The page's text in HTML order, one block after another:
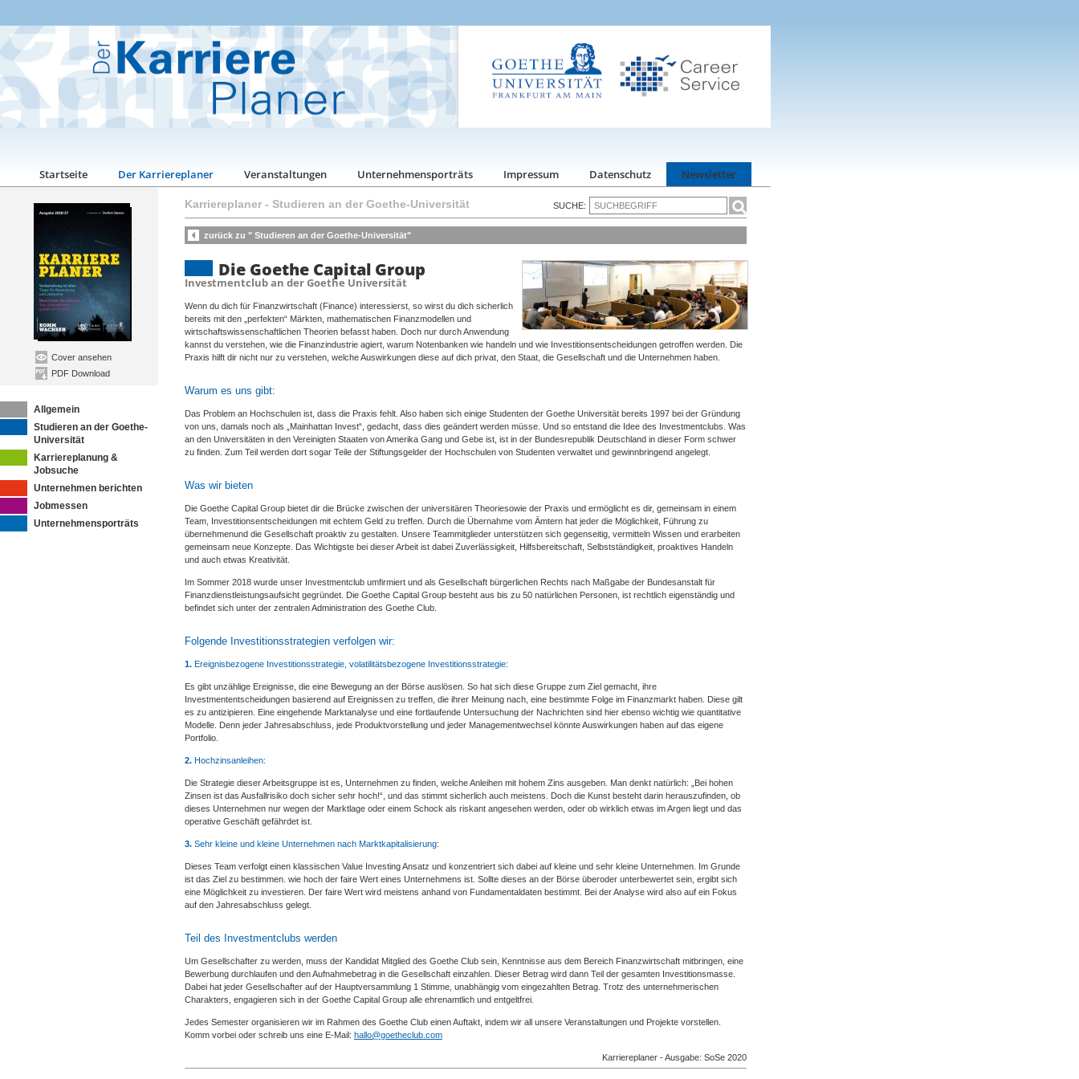
Startseite Der Karriereplaner Veranstaltungen Unternehmensporträts Impressum Datenschutz Newsletter
Cover ansehen
PDF Download
Allgemein
Studieren an der Goethe-
Universität
Karriereplanung &
Jobsuche
Unternehmen berichten
Jobmessen
Unternehmensporträts
SUCHE:
Karriereplaner - Studieren an der Goethe-Universität
zurück zu " Studieren an der Goethe-Universität"
Die Goethe Capital Group
Investmentclub an der Goethe Universität
Wenn du dich für Finanzwirtschaft (Finance) interessierst, so wirst du dich sicherlich
bereits mit den „perfekten“ Märkten, mathematischen Finanzmodellen und
wirtschaftswissenschaftlichen Theorien befasst haben. Doch nur durch Anwendung
kannst du verstehen, wie die Finanzindustrie agiert, warum Notenbanken wie handeln und wie Investitionsentscheidungen getroffen werden. Die
Praxis hilft dir nicht nur zu verstehen, welche Auswirkungen diese auf dich privat, den Staat, die Gesellschaft und die Unternehmen haben.
Warum es uns gibt:
Das Problem an Hochschulen ist, dass die Praxis fehlt. Also haben sich einige Studenten der Goethe Universität bereits 1997 bei der Gründung
von uns, damals noch als „Mainhattan Invest“, gedacht, dass dies geändert werden müsse. Und so entstand die Idee des Investmentclubs. Was
an den Universitäten in den Vereinigten Staaten von Amerika Gang und Gebe ist, ist in der Bundesrepublik Deutschland in dieser Form schwer
zu finden. Zum Teil werden dort sogar Teile der Stiftungsgelder der Hochschulen von Studenten verwaltet und gewinnbringend angelegt.
Was wir bieten
Die Goethe Capital Group bietet dir die Brücke zwischen der universitären Theoriesowie der Praxis und ermöglicht es dir, gemeinsam in einem
Team, Investitionsentscheidungen mit echtem Geld zu treffen. Durch die Übernahme vom Ämtern hat jeder die Möglichkeit, Führung zu
übernehmenund die Gesellschaft proaktiv zu gestalten. Unsere Teammitglieder unterstützen sich gegenseitig, vermitteln Wissen und erarbeiten
gemeinsam neue Konzepte. Das Wichtigste bei dieser Arbeit ist dabei Zuverlässigkeit, Hilfsbereitschaft, Selbstständigkeit, proaktives Handeln
und auch etwas Kreativität.
Im Sommer 2018 wurde unser Investmentclub umfirmiert und als Gesellschaft bürgerlichen Rechts nach Maßgabe der Bundesanstalt für
Finanzdienstleistungsaufsicht gegründet. Die Goethe Capital Group besteht aus bis zu 50 natürlichen Personen, ist rechtlich eigenständig und
befindet sich unter der zentralen Administration des Goethe Club.
Folgende Investitionsstrategien verfolgen wir:
1. Ereignisbezogene Investitionsstrategie, volatilitätsbezogene Investitionsstrategie:
Es gibt unzählige Ereignisse, die eine Bewegung an der Börse auslösen. So hat sich diese Gruppe zum Ziel gemacht, ihre
Investmententscheidungen basierend auf Ereignissen zu treffen, die ihrer Meinung nach, eine bestimmte Folge im Finanzmarkt haben. Diese gilt
es zu antizipieren. Eine eingehende Marktanalyse und eine fortlaufende Untersuchung der Nachrichten sind hier ebenso wichtig wie quantitative
Modelle. Denn jeder Jahresabschluss, jede Produktvorstellung und jeder Managementwechsel könnte Auswirkungen haben auf das eigene
Portfolio.
2. Hochzinsanleihen:
Die Strategie dieser Arbeitsgruppe ist es, Unternehmen zu finden, welche Anleihen mit hohem Zins ausgeben. Man denkt natürlich: „Bei hohen
Zinsen ist das Ausfallrisiko doch sicher sehr hoch!“, und das stimmt sicherlich auch meistens. Doch die Kunst besteht darin herauszufinden, ob
dieses Unternehmen nur wegen der Marktlage oder einem Schock als riskant angesehen werden, oder ob wirklich etwas im Argen liegt und das
operative Geschäft gefährdet ist.
3. Sehr kleine und kleine Unternehmen nach Marktkapitalisierung:
Dieses Team verfolgt einen klassischen Value Investing Ansatz und konzentriert sich dabei auf kleine und sehr kleine Unternehmen. Im Grunde
ist das Ziel zu bestimmen. wie hoch der faire Wert eines Unternehmens ist. Sollte dieses an der Börse überoder unterbewertet sein, ergibt sich
eine Möglichkeit zu investieren. Der faire Wert wird meistens anhand von Fundamentaldaten bestimmt. Bei der Analyse wird also auf ein Fokus
auf den Jahresabschluss gelegt.
Teil des Investmentclubs werden
Um Gesellschafter zu werden, muss der Kandidat Mitglied des Goethe Club sein, Kenntnisse aus dem Bereich Finanzwirtschaft mitbringen, eine
Bewerbung durchlaufen und den Aufnahmebetrag in die Gesellschaft einzahlen. Dieser Betrag wird dann Teil der gesamten Investitionsmasse.
Dabei hat jeder Gesellschafter auf der Hauptversammlung 1 Stimme, unabhängig vom eingezahlten Betrag. Trotz des unternehmerischen
Charakters, engagieren sich in der Goethe Capital Group alle ehrenamtlich und entgeltfrei.
Jedes Semester organisieren wir im Rahmen des Goethe Club einen Auftakt, indem wir all unsere Veranstaltungen und Projekte vorstellen.
Komm vorbei oder schreib uns eine E-Mail: hallo@goetheclub.com
Karriereplaner - Ausgabe: SoSe 2020